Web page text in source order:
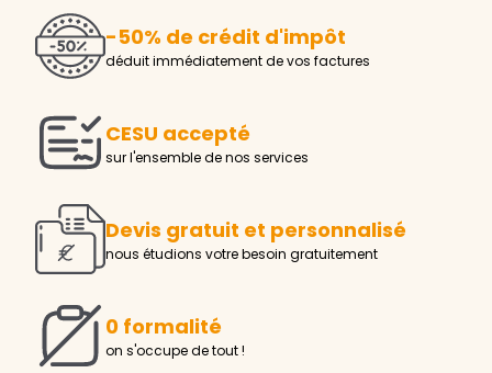
-50% de crédit d'impôt
déduit immédiatement de vos factures
CESU accepté
sur l'ensemble de nos services
Devis gratuit et personnalisé
nous étudions votre besoin gratuitement
0 formalité
on s'occupe de tout !